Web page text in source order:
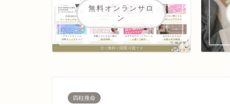
無料オンランサロ
ン
四柱推命